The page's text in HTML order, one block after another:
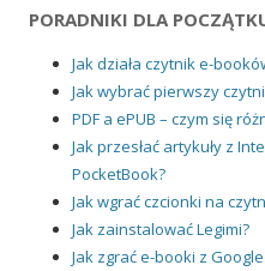
PORADNIKI DLA
Jak działa czytnik e-
Jak wybrać pierwszy
PDF a ePUB – czym się
Jak przesłać artykuły z
PocketBook?
Jak wgrać czcionki na
Jak zainstalować Legimi?
Jak zgrać e-booki z